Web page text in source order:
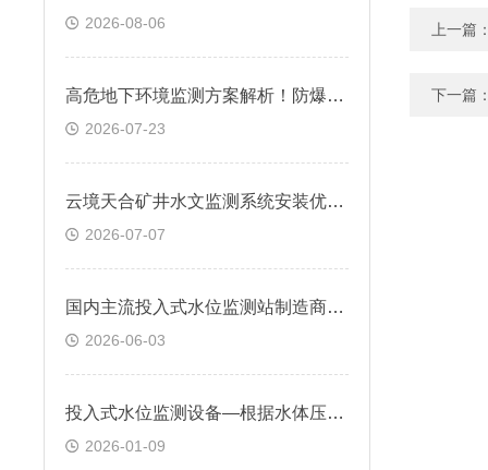
2026-08-06
高危地下环境监测方案解析！防爆地下水位自动监测装置适配场景与优势
2026-07-23
云境天合矿井水文监测系统安装优势—采用探头投入式测量方式，降低部署难度
2026-07-07
国内主流投入式水位监测站制造商一览：云境天合资料齐全适配招投标申报
2026-06-03
投入式水位监测设备—根据水体压力与水深的比例关系，精确测量水位高度
2026-01-09
上一篇
下一篇